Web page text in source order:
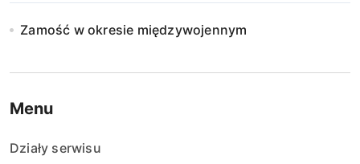
Zamość w okresie międzywojennym
Menu
Działy serwisu